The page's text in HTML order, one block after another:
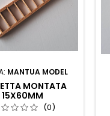
MANTUA MODEL
MONTATA
15X60MM
(0)